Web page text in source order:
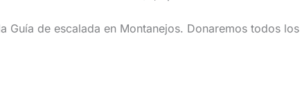
Guía de escalada en Montanejos. Donaremos todos